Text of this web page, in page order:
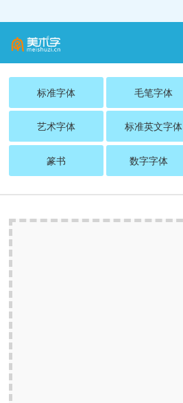
标准字体 毛笔字体
艺术字体 标准英文字体
篆书 数字字体